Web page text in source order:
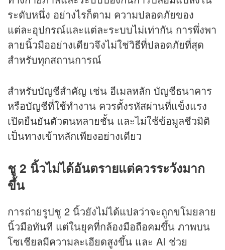
ระดับหนึ่ง อย่างไรก็ตาม ความปลอดภัยของ
แต่ละอุปกรณ์และแต่ละระบบไม่เท่ากัน การพึ่งพา
ลายนิ้วมืออย่างเดียวจึงไม่ใช่วิธีที่ปลอดภัยที่สุด
สำหรับทุกสถานการณ์
สำหรับบัญชีสำคัญ เช่น อีเมลหลัก บัญชีธนาคาร
หรือบัญชีที่ใช้ทำงาน ควรตั้งรหัสผ่านที่แข็งแรง
เปิดยืนยันตัวตนหลายชั้น และไม่ใช้ข้อมูลชีวมิติ
เป็นทางเข้าหลักเพียงอย่างเดียว
ชู 2 นิ้วไม่ได้อันตรายแต่ควรระวังมาก
ขึ้น
การถ่ายรูปชู 2 นิ้วยังไม่ได้แปลว่าจะถูกขโมยลาย
นิ้วมือทันที แต่ในยุคที่กล้องมือถือคมขึ้น ภาพบน
โซเชียลมีความละเอียดสูงขึ้น และ AI ช่วย